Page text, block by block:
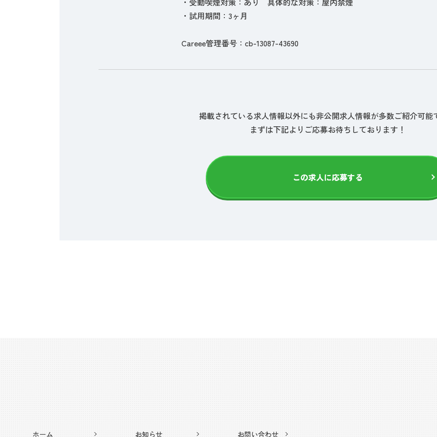
・試用期間：3ヶ月
Careee管理番号：cb-13087-43690
掲載されている求人情報以外にも非公開求人情報が多数ご紹介可能
まずは下記よりご応募お待ちしております！
この求人に応募する
ホーム お知らせ お問い合わせ